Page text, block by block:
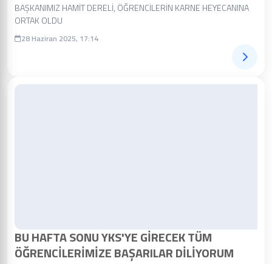
BAŞKANIMIZ HAMİT DERELİ, ÖĞRENCİLERİN KARNE HEYECANINA
ORTAK OLDU
28 Haziran 2025, 17:14
BU HAFTA SONU YKS'YE GİRECEK TÜM
ÖĞRENCİLERİMİZE BAŞARILAR DİLİYORUM